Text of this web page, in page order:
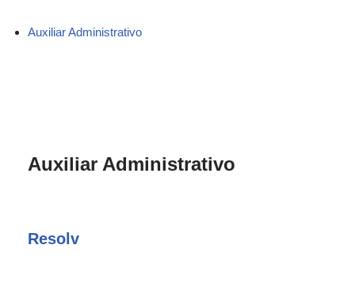
Auxiliar Administrativo
Auxiliar Administrativo
Resolv